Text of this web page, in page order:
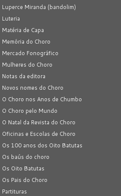
Luperce Miranda (bandolim)
Luteria
Matéria de Capa
Memória do Choro
Mercado Fonográfico
Mulheres do Choro
Notas da editora
Novos nomes do Choro
O Choro nos Anos de Chumbo
O Choro pelo Mundo
O Natal da Revista do Choro
Oficinas e Escolas de Choro
Os 100 anos dos Oito Batutas
Os baús do choro
Os Oito Batutas
Os Pais do Choro
Partituras